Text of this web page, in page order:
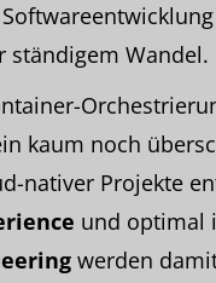
ständigem Wandel.
kaum noch
nativer Projekte
und optimal
werden